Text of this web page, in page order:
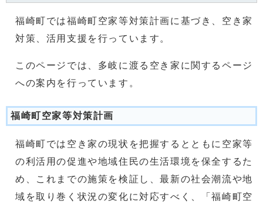
福崎町では福崎町空家等対策計画に基づき、空き家
対策、活用支援を行っています。
このページでは、多岐に渡る空き家に関するページ
への案内を行っています。
福崎町空家等対策計画
福崎町では空き家の現状を把握するとともに空家等
の利活用の促進や地域住民の生活環境を保全するた
め、これまでの施策を検証し、最新の社会潮流や地
域を取り巻く状況の変化に対応すべく、「福崎町空